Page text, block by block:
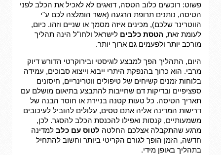
פשוט: רוכשים כלוב הטסה, דואגים לא לאכיל את הכלב לפני
הטיסה, נותנים תרופת הרגעה (אשר הומלצה לכם ע"י
הווטרינר שלכם), מכינים איזה מסמך או שניים וזהו. כיום,
לעומת זאת, הטסת כלבים לישראל ולחו"ל הינה תהליך
מורכב יותר ולפעמים גם ארוך יותר.
היום, התהליך הפך למבצע לוגיסטי ובירוקרטי הדורש דיוק
מרבי. הוא כרוך בהנפקת היתרי ייבוא וייצוא סבוכים, עמידה
בלוחות זמנים קשיחים של טיפולים ווטרינריים, חיסונים
ספציפיים ובדיקות דם שחייבות להתבצע בתיאום מושלם עם
תאריך הטיסה. כל טעות קטנה בניירת או חוסר הבנה של
דרישות המדינה אליה אתם טסים, עלולים להוביל לעיכובים
משמעותיים, קנסות ואפילו להכנסת הכלב להסגר. לכן,
מרגע שהתקבלה אצלכם החלטה לטוס עם כלב למדינה
חדשה, הזמן הופך לגורם הקריטי ביותר וחשוב להתחיל
בתהליך באופן מידי.